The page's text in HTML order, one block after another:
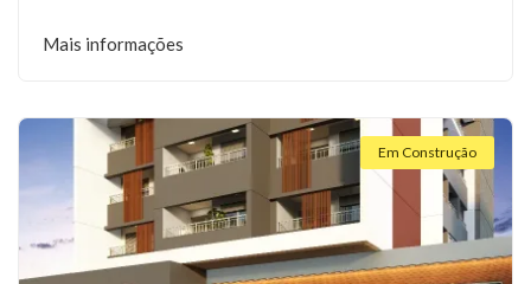
Mais informações
Em Construção